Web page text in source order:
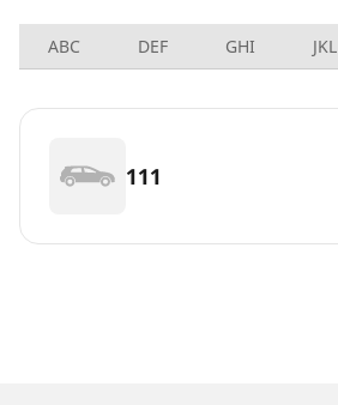
ABC DEF GHI JKL
111